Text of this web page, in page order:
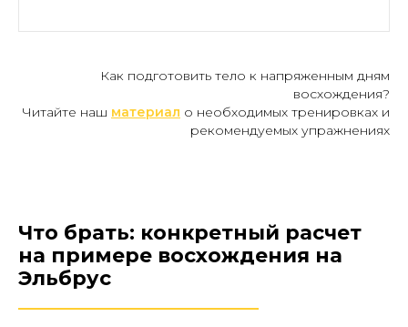
Как подготовить тело к напряженным дням
восхождения?
Читайте наш материал о необходимых тренировках и
рекомендуемых упражнениях
Что брать: конкретный расчет
на примере восхождения на
Эльбрус